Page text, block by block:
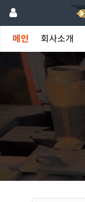
메인 회사소개